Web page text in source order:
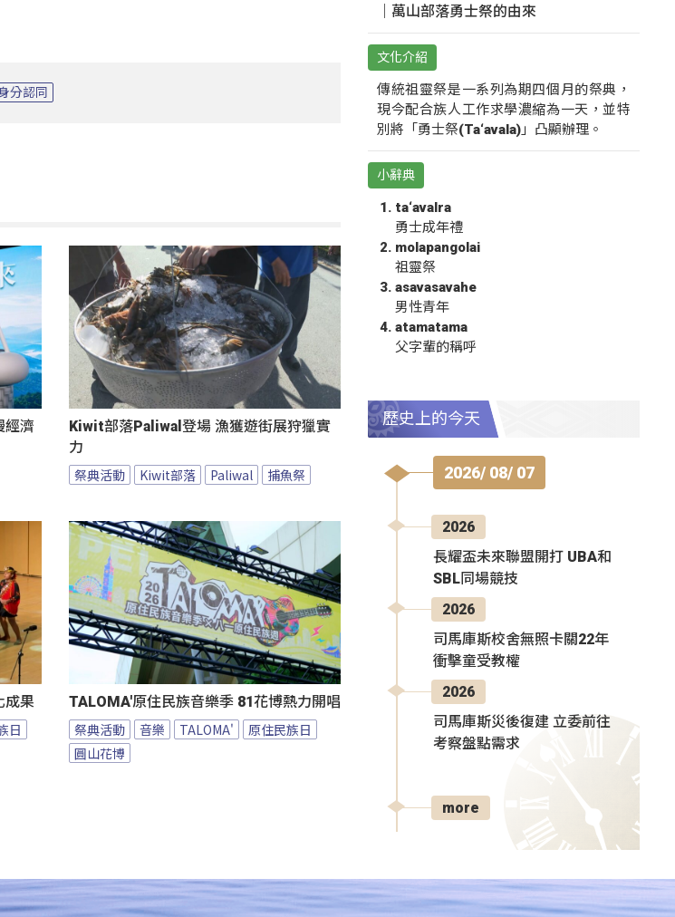
分認同
經濟
Kiwit部落Paliwal登場 漁獲遊街展狩獵實
力
祭典活動 Kiwit部落 Paliwal 捕魚祭
成果
日
TALOMA'原住民族音樂季 81花博熱力開唱
祭典活動 音樂 TALOMA'
原住民族日
圓山花博
｜萬山部落勇士祭的由來
文化介紹
傳統祖靈祭是一系列為期四個月的祭典，
現今配合族人工作求學濃縮為一天，並特
別將「勇士祭(Ta‘avala)」凸顯辦理。
小辭典
ta‘avalra
勇士成年禮
molapangolai
祖靈祭
asavasavahe
男性青年
atamatama
父字輩的稱呼
歷史上的今天
2026/ 08/ 07
2026
長耀盃未來聯盟開打 UBA和
SBL同場競技
2026
司馬庫斯校舍無照卡關22年
衝擊童受教權
2026
司馬庫斯災後復建 立委前往
考察盤點需求
more